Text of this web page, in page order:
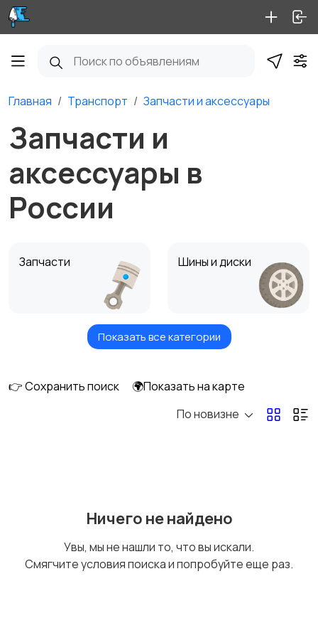
Главная Транспорт Запчасти и аксессуары
Запчасти и
аксессуары в
России
Запчасти Шины и диски
Масла и автохимия
Автоэлектроника и
прицепы
Показать все категории
👉 Сохранить поиск
🌍Показать на карте
По новизне
Ничего не найдено
Увы, мы не нашли то, что вы искали.
Смягчите условия поиска и попробуйте еще раз.